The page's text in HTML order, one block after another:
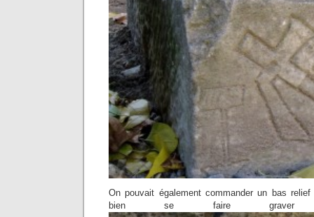
On pouvait également commander un bas
bien se faire graver